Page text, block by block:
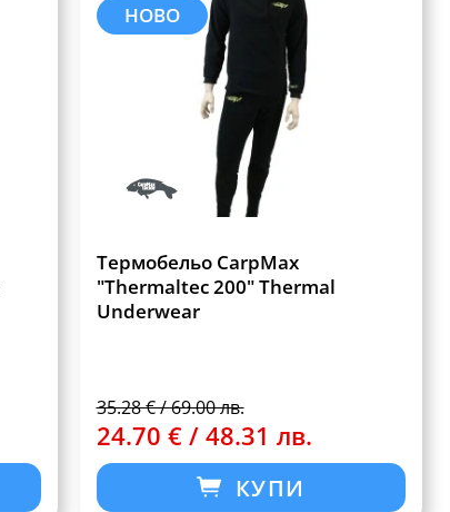
НОВО
Термобельо CarpMax
"Thermaltec 200" Thermal
Underwear
35.28 € / 69.00 лв.
24.70 € / 48.31 лв.
КУПИ